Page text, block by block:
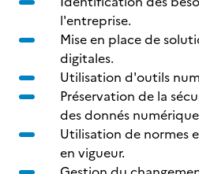
l'entreprise.
Mise en place de
digitales.
Utilisation d'outils
Préservation de la
des donnés
Utilisation de normes
en vigueur.